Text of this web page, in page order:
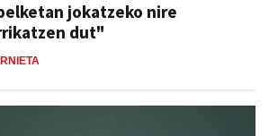
jokatzeko nire
dut"